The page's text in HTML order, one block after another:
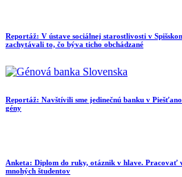
Reportáž: V ústave sociálnej starostlivosti v
zachytávali to, čo býva ticho obchádzané
Reportáž: Navštívili sme jedinečnú banku v
gény
Anketa: Diplom do ruky, otáznik v hlave. Pracovať
mnohých študentov